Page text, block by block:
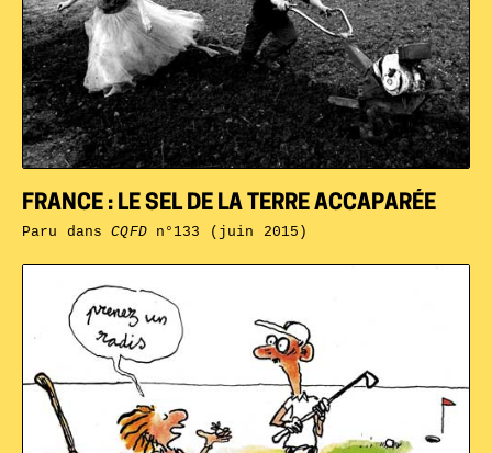
FRANCE : LE SEL DE LA TERRE ACCAPARÉE
Paru dansCQFDn°133 (juin 2015)